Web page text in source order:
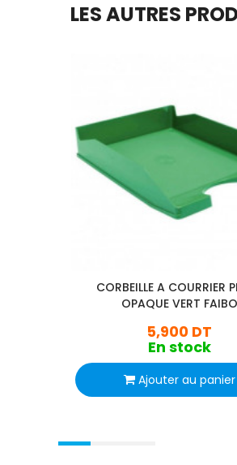
LES AUTRES
CORBEILLE A COURRIER
OPAQUE VERT FAIBO
5,900 DT
En stock
Ajouter au panier